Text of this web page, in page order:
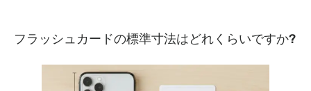
フラッシュカードの標準寸法はどれくらいですか?